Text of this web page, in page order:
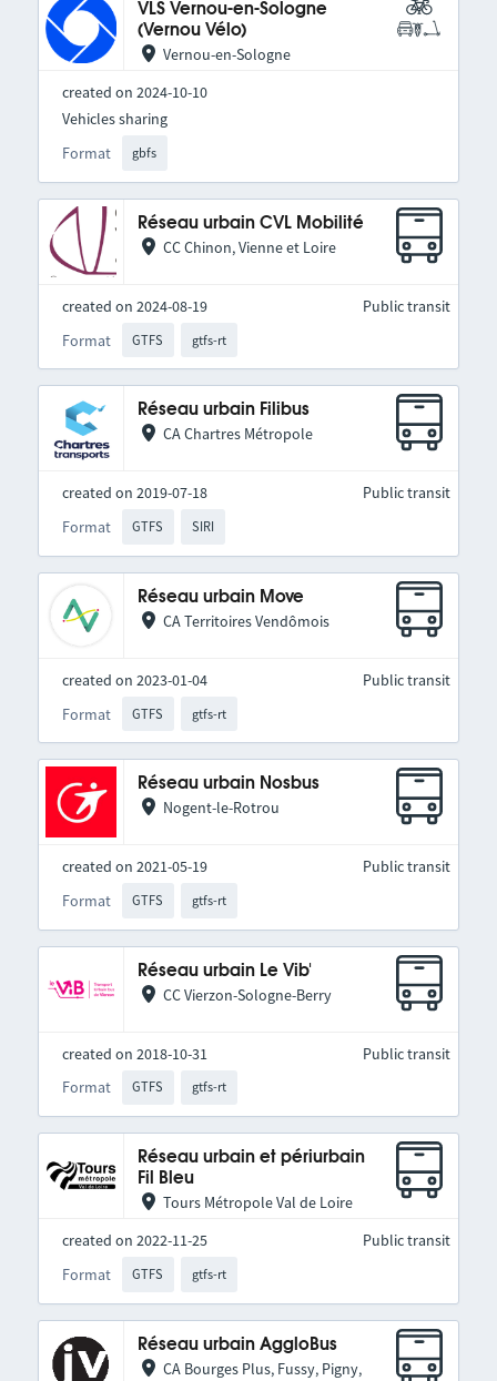
VLS Vernou-en-Sologne
(Vernou Vélo)
Vernou-en-Sologne
created on 2024-10-10
Format gbfs
Vehicles sharing
Réseau urbain CVL Mobilité
CC Chinon, Vienne et Loire
created on 2024-08-19
Format
GTFS gtfs-rt
Public transit
Réseau urbain Filibus
CA Chartres Métropole
created on 2019-07-18
Format
GTFS SIRI
Public transit
Réseau urbain Move
CA Territoires Vendômois
created on 2023-01-04
Format
GTFS gtfs-rt
Public transit
Réseau urbain Nosbus
Nogent-le-Rotrou
created on 2021-05-19
Format
GTFS gtfs-rt
Public transit
Réseau urbain Le Vib'
CC Vierzon-Sologne-Berry
created on 2018-10-31
Format
GTFS gtfs-rt
Public transit
Réseau urbain et périurbain
Fil Bleu
Tours Métropole Val de Loire
created on 2022-11-25
Format
GTFS gtfs-rt
Public transit
Réseau urbain AggloBus
CA Bourges Plus, Fussy, Pigny,